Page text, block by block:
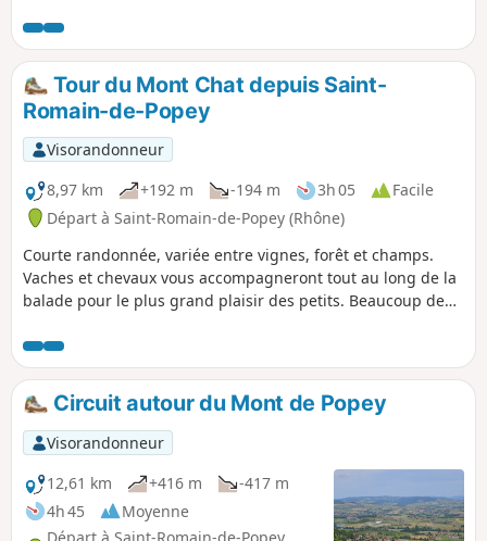
Tour du Mont Chat depuis Saint-
Romain-de-Popey
Visorandonneur
8,97 km
+192 m -194 m 3h 05
Facile
Départ à Saint-Romain-de-Popey (Rhône)
Courte randonnée, variée entre vignes, forêt et champs.
Vaches et chevaux vous accompagneront tout au long de la
balade pour le plus grand plaisir des petits. Beaucoup de
Circuit autour du Mont de Popey
Visorandonneur
12,61 km
+416 m
-417 m
4h 45
Moyenne